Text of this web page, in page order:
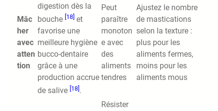
Mâc
her
avec
atten
tion
digestion dès la
bouche [18] et
favorise une
meilleure hygiène
bucco-dentaire
grâce à une
production accrue
de salive [18].
Peut
paraître
monoton
e avec
des
aliments
tendres
Ajustez le nombre
de mastications
selon la texture :
plus pour les
aliments fermes,
moins pour les
aliments mous
Résister